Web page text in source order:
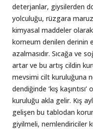
deterjanlar, giysilerden
yolculuğu, rüzgara
kimyasal maddeler
korneum denilen derinin
azalmasıdır. Sıcağa ve
artar ve bu artış cildin
mevsimi cilt kuruluğuna
dendiğinde ‘kış
kuruluğu akla gelir. Kış
gelişen bu tablodan
giyilmeli, nemlendiriciler